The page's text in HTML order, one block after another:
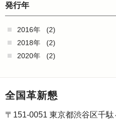
発行年
2016年
(2)
2018年
(2)
2020年
(2)
全国革新懇
〒151-0051 東京都渋谷区千